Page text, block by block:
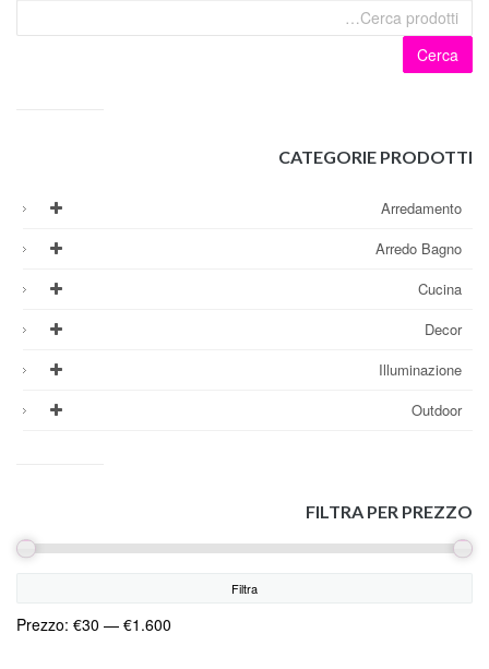
Cerca
CATEGORIE PRODOTTI
Arredamento
Arredo Bagno
Cucina
Decor
Illuminazione
Outdoor
FILTRA PER PREZZO
Filtra
Prezzo: €30 — €1.600